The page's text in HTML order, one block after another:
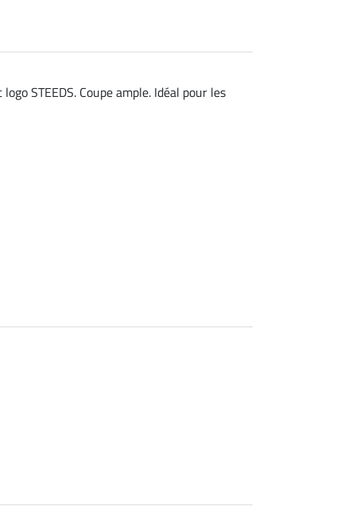
STEEDS. Coupe ample. Idéal pour les